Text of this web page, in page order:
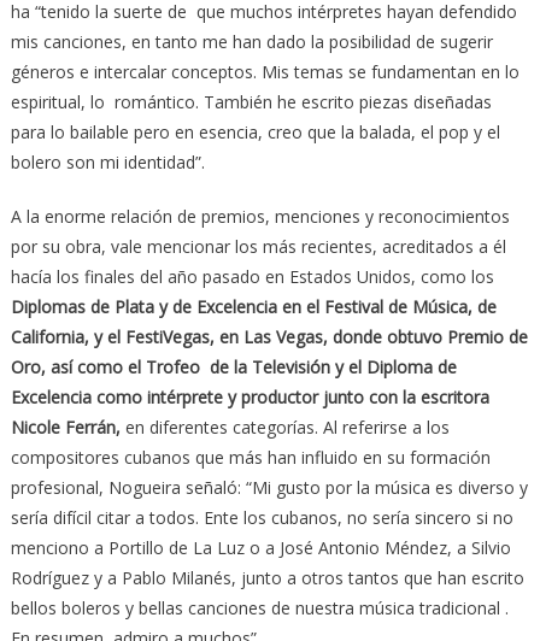
ha “tenido la suerte de que muchos intérpretes hayan defendido
mis canciones, en tanto me han dado la posibilidad de sugerir
géneros e intercalar conceptos. Mis temas se fundamentan en lo
espiritual, lo romántico. También he escrito piezas diseñadas
para lo bailable pero en esencia, creo que la balada, el pop y el
bolero son mi identidad”.
A la enorme relación de premios, menciones y reconocimientos
por su obra, vale mencionar los más recientes, acreditados a él
hacía los finales del año pasado en Estados Unidos, como los
Diplomas de Plata y de Excelencia en el Festival de Música, de
California, y el FestiVegas, en Las Vegas, donde obtuvo Premio de
Oro, así como el Trofeo de la Televisión y el Diploma de
Excelencia como intérprete y productor junto con la escritora
Nicole Ferrán, en diferentes categorías. Al referirse a los
compositores cubanos que más han influido en su formación
profesional, Nogueira señaló: “Mi gusto por la música es diverso y
sería difícil citar a todos. Ente los cubanos, no sería sincero si no
menciono a Portillo de La Luz o a José Antonio Méndez, a Silvio
Rodríguez y a Pablo Milanés, junto a otros tantos que han escrito
bellos boleros y bellas canciones de nuestra música tradicional .